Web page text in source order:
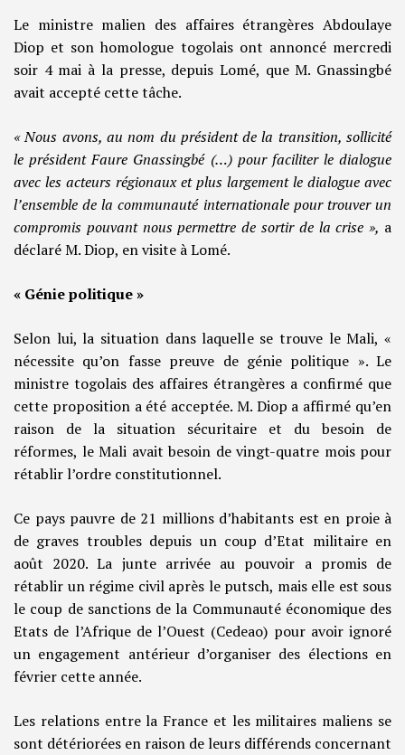
Le ministre malien des affaires étrangères Abdoulaye
Diop et son homologue togolais ont annoncé mercredi
soir 4 mai à la presse, depuis Lomé, que M. Gnassingbé
avait accepté cette tâche.
« Nous avons, au nom du président de la transition, sollicité
le président Faure Gnassingbé (…) pour faciliter le dialogue
avec les acteurs régionaux et plus largement le dialogue avec
l’ensemble de la communauté internationale pour trouver un
compromis pouvant nous permettre de sortir de la crise », a
déclaré M. Diop, en visite à Lomé.
« Génie politique »
Selon lui, la situation dans laquelle se trouve le Mali, «
nécessite qu’on fasse preuve de génie politique ». Le
ministre togolais des affaires étrangères a confirmé que
cette proposition a été acceptée. M. Diop a affirmé qu’en
raison de la situation sécuritaire et du besoin de
réformes, le Mali avait besoin de vingt-quatre mois pour
rétablir l’ordre constitutionnel.
Ce pays pauvre de 21 millions d’habitants est en proie à
de graves troubles depuis un coup d’Etat militaire en
août 2020. La junte arrivée au pouvoir a promis de
rétablir un régime civil après le putsch, mais elle est sous
le coup de sanctions de la Communauté économique des
Etats de l’Afrique de l’Ouest (Cedeao) pour avoir ignoré
un engagement antérieur d’organiser des élections en
février cette année.
Les relations entre la France et les militaires maliens se
sont détériorées en raison de leurs différends concernant